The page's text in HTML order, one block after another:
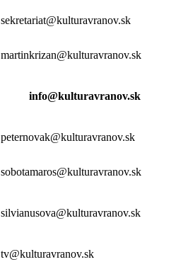
sekretariat@kulturavranov.sk
martinkrizan@kulturavranov.sk
info@kulturavranov.sk
peternovak@kulturavranov.sk
sobotamaros@kulturavranov.sk
silvianusova@kulturavranov.sk
tv@kulturavranov.sk